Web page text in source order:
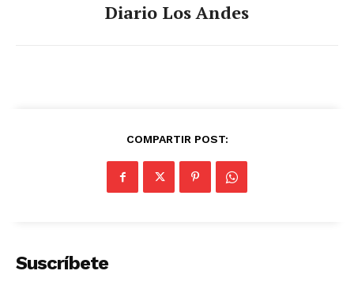
Diario Los Andes
COMPARTIR POST:
Suscríbete